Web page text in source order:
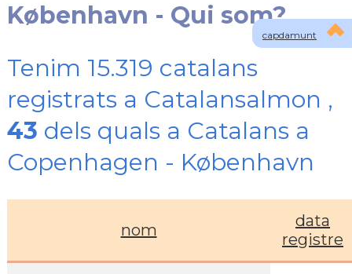
capdamunt
København - Qui som?
Tenim 15.319 catalans
registrats a Catalansalmon ,
43 dels quals a Catalans a
Copenhagen - København
nom
data
registre